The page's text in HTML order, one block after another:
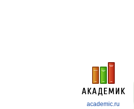
academic.ru